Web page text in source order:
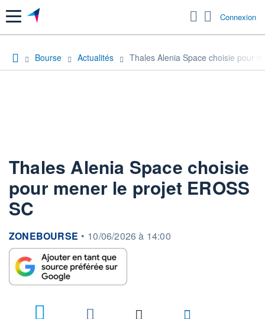
Menu Connexion
Bourse Actualités Thales Alenia Space choisie pour
Thales Alenia Space choisie
pour mener le projet EROSS
SC
information fournie par
ZONEBOURSE • 10/06/2026 à 14:00